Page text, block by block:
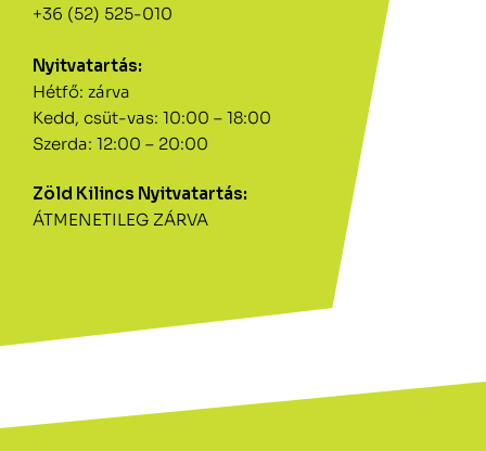
+36 (52) 525-010
Nyitvatartás:
Hétfő: zárva
Kedd, csüt-vas: 10:00 – 18:00
Szerda: 12:00 – 20:00
Zöld Kilincs Nyitvatartás:
ÁTMENETILEG ZÁRVA